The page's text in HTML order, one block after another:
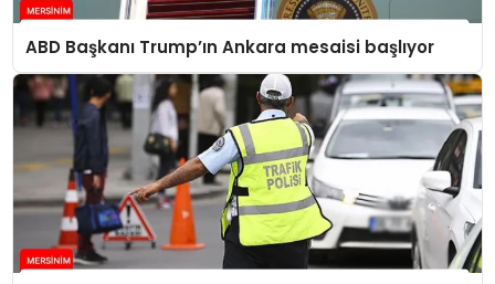
ABD Başkanı Trump’ın Ankara mesaisi başlıyor